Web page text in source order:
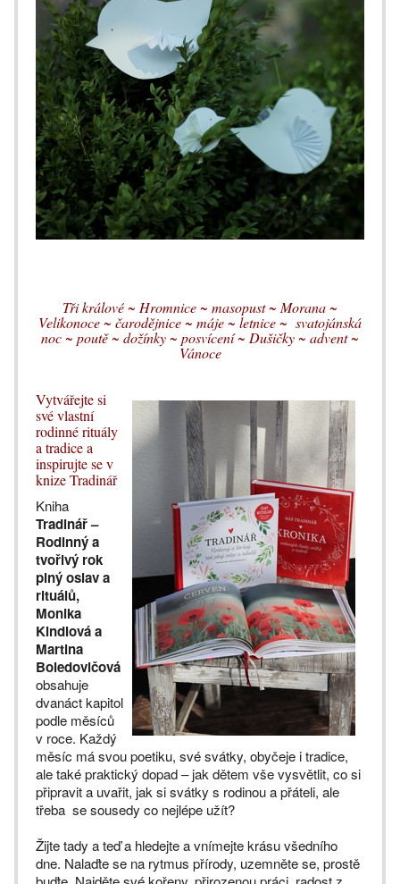
Tři králové ~ Hromnice ~ masopust ~ Morana ~
Velikonoce ~ čarodějnice ~ máje ~ letnice ~ svatojánská
noc ~ poutě ~ dožínky ~ posvícení ~ Dušičky ~ advent ~
Vánoce
Vytvářejte si
své vlastní
rodinné rituály
a tradice a
inspirujte se v
knize Tradinář
Kniha
Tradinář –
Rodinný a
tvořivý rok
plný oslav a
rituálů,
Monika
Kindlová a
Martina
Boledovičová
obsahuje
dvanáct kapitol
podle měsíců
v roce. Každý
měsíc má svou poetiku, své svátky, obyčeje i tradice,
ale také praktický dopad – jak dětem vše vysvětlit, co si
připravit a uvařit, jak si svátky s rodinou a přáteli, ale
třeba se sousedy co nejlépe užít?
Žijte tady a teď a hledejte a vnímejte krásu všedního
dne. Nalaďte se na rytmus přírody, uzemněte se, prostě